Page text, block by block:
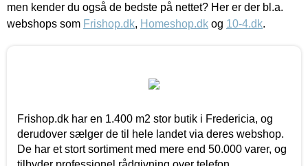
men kender du også de bedste på nettet? Her er der bl.a.
webshops som Frishop.dk, Homeshop.dk og 10-4.dk.
Frishop.dk har en 1.400 m2 stor butik i Fredericia, og
derudover sælger de til hele landet via deres webshop.
De har et stort sortiment med mere end 50.000 varer, og